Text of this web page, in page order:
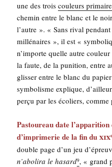
une des troiscou­leurs
che­min entre le blanc et le
l’autre ». « Sans rival
mil­lé­naires », il est «
n’importe quelle autre
la faute, de la puni­tion, entre
glis­ser entre le blanc du
sym­bo­lisme explique,
per­çu par les éco­liers, comme
Pas­tou­reau date l’ap­pa­ri­tion
d’im­pri­me­rie de la fin duxixe
double page d’un jeu
n’abolira le hasard9, « grand